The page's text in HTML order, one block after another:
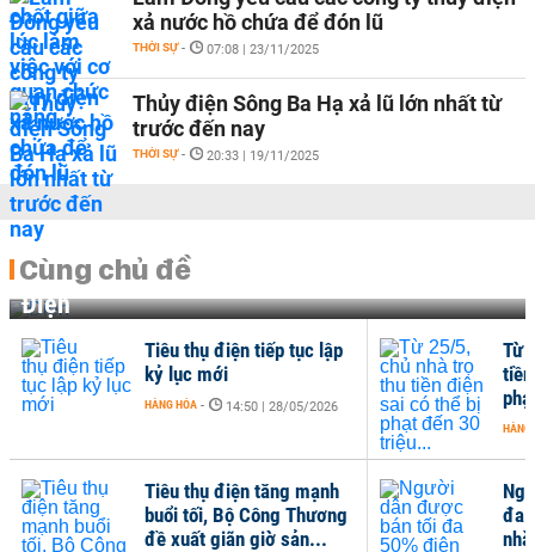
xả nước hồ chứa để đón lũ
THỜI SỰ - 07:08 | 23/11/2025
Thủy điện Sông Ba Hạ xả lũ lớn nhất từ
trước đến nay
THỜI SỰ - 20:33 | 19/11/2025
Cùng chủ đề
Điện
đa
Tiêu thụ điện tiếp tục lập
kỷ lục mới
HÀNG HÓA - 14:50 | 28/05/2026
Tiêu thụ điện tăng mạnh
buổi tối, Bộ Công Thương
đề xuất giãn giờ sản...
Từ
HÀNG